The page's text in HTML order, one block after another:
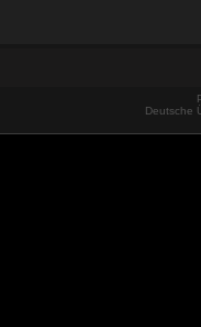
Deutsche